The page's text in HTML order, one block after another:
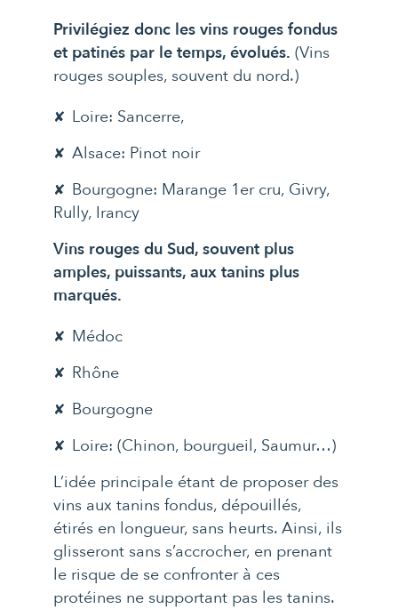
Privilégiez donc les vins rouges fondus
et patinés par le temps, évolués. (Vins
rouges souples, souvent du nord.)
Loire: Sancerre,
Alsace: Pinot noir
Bourgogne: Marange 1er cru, Givry,
Rully, Irancy
Vins rouges du Sud, souvent plus
amples, puissants, aux tanins plus
marqués.
Médoc
Rhône
Bourgogne
Loire: (Chinon, bourgueil, Saumur…)
L’idée principale étant de proposer des
vins aux tanins fondus, dépouillés,
étirés en longueur, sans heurts. Ainsi, ils
glisseront sans s’accrocher, en prenant
le risque de se confronter à ces
protéines ne supportant pas les tanins.